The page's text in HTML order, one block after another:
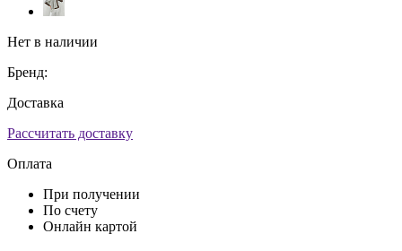
Нет в наличии
Бренд:
Доставка
Рассчитать доставку
Оплата
При получении
По счету
Онлайн картой